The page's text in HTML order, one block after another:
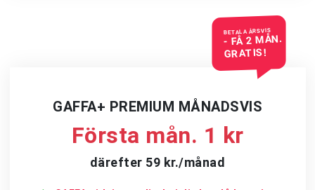
BETALA ÅRSVIS
- FÅ 2 MÅN.
GRATIS!
GAFFA+ PREMIUM MÅNADSVIS
Första mån. 1 kr
därefter 59 kr./månad